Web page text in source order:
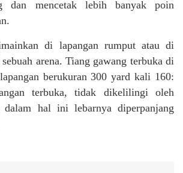
dan mencetak lebih banyak poin
di lapangan rumput atau di
arena. Tiang gawang terbuka di
berukuran 300 yard kali 160:
terbuka, tidak dikelilingi oleh
dalam hal ini lebarnya diperpanjang